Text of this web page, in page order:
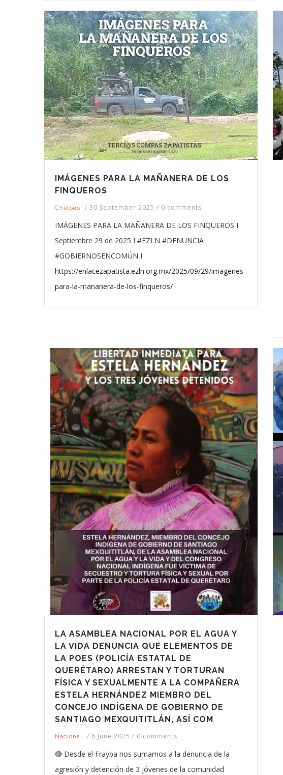
IMÁGENES PARA LA MAÑANERA DE LOS
FINQUEROS
Chiapas / 30 September 2025 / 0 comments
IMÁGENES PARA LA MAÑANERA DE LOS FINQUEROS I
Septiembre 29 de 2025 I #EZLN #DENUNCIA
#GOBIERNOSENCOMÚN I
https://enlacezapatista.ezln.org.mx/2025/09/29/imagenes-
para-la-mananera-de-los-finqueros/
LA ASAMBLEA NACIONAL POR EL AGUA Y
LA VIDA DENUNCIA QUE ELEMENTOS DE
LA POES (POLICÍA ESTATAL DE
QUERÉTARO) ARRESTAN Y TORTURAN
FÍSICA Y SEXUALMENTE A LA COMPAÑERA
ESTELA HERNÁNDEZ MIEMBRO DEL
CONCEJO INDÍGENA DE GOBIERNO DE
SANTIAGO MEXQUITITLÁN, ASÍ COM
Nacional / 6 June 2025 / 0 comments
🔴 Desde el Frayba nos sumamos a la denuncia de la
agresión y detención de 3 jóvenes de la comunidad